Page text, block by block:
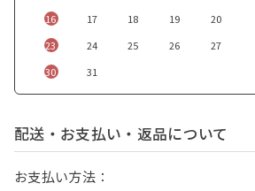
16
17 18 19 20
23
24 25 26 27
30
31
配送・お支払い・返品について
お支払い方法：